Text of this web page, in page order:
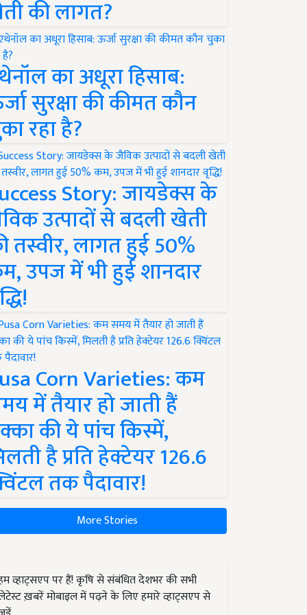
की लागत?
का अधूरा हिसाब:
सुरक्षा की कीमत कौन
रहा है?
Story: जायडेक्स के
उत्पादों से बदली खेती
तस्वीर, लागत हुई 50%
उपज में भी हुई शानदार
Corn Varieties: कम
में तैयार हो जाती हैं
की ये पांच किस्में,
है प्रति हेक्टेयर 126.6
तक पैदावार!
More Stories
व्हाट्सएप पर हैं! कृषि से संबंधित देशभर की सभी
ख़बरें मोबाइल में पढ़ने के लिए हमारे व्हाट्सएप से